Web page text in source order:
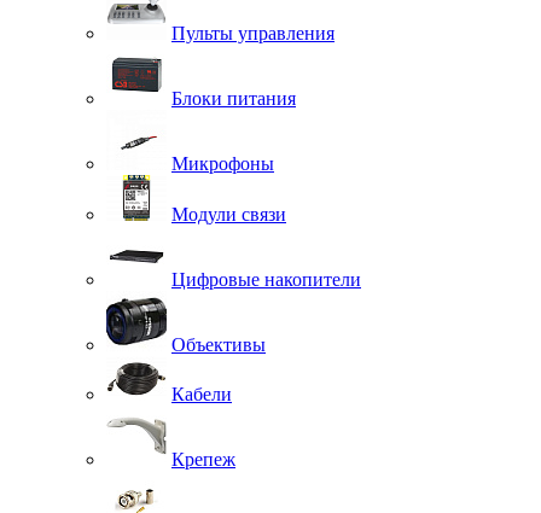
Пульты управления
Блоки питания
Микрофоны
Модули связи
Цифровые накопители
Объективы
Кабели
Крепеж